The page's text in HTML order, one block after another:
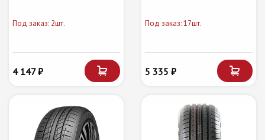
Под заказ: 2шт.
4 147 ₽
Под заказ: 17шт.
5 335 ₽